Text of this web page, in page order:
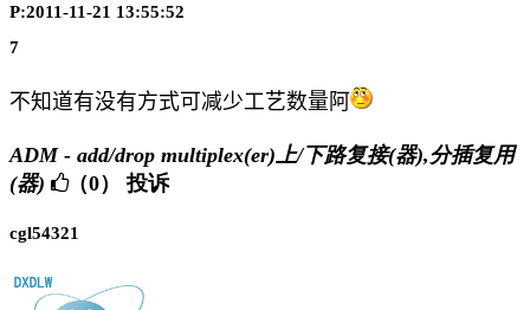
P:2011-11-21 13:55:52
7
不知道有没有方式可减少工艺数量阿
ADM - add/drop multiplex(er)上/下路复接(器),分插复用
(器)
（0） 投诉
cgl54321